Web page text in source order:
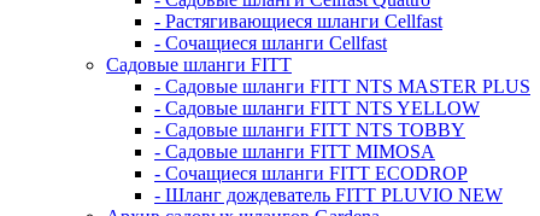
- Растягивающиеся шланги Cellfast
- Сочащиеся шланги Cellfast
Садовые шланги FITT
- Садовые шланги FITT NTS MASTER PLUS
- Садовые шланги FITT NTS YELLOW
- Садовые шланги FITT NTS TOBBY
- Садовые шланги FITT MIMOSA
- Сочащиеся шланги FITT ECODROP
- Шланг дождеватель FITT PLUVIO NEW